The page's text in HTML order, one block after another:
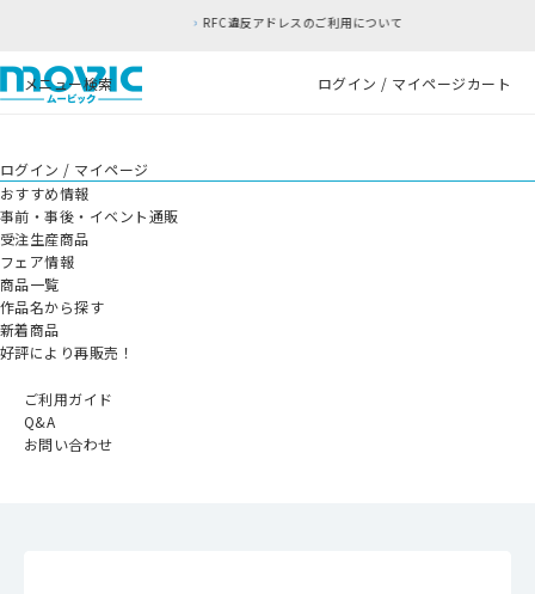
RFC違反アドレスのご利用について
メニュー検索 ログイン / マイページカート
ログイン / マイページ
おすすめ情報
事前・事後・イベント通販
受注生産商品
フェア情報
商品一覧
作品名から探す
新着商品
好評により再販売！
ご利用ガイド
Q&A
お問い合わせ